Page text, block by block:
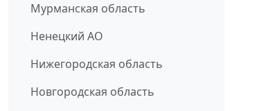
Мурманская область
Ненецкий АО
Нижегородская область
Новгородская область